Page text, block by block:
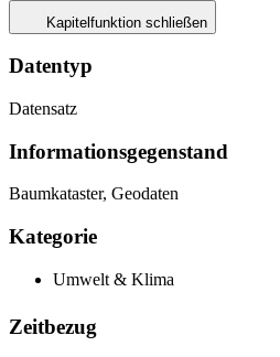
Kapitelfunktion schließen
Datentyp
Datensatz
Informations­gegenstand
Baumkataster, Geodaten
Kategorie
Umwelt & Klima
Zeitbezug